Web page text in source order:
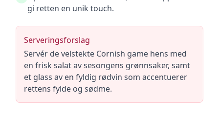
gi retten en unik touch.
Serveringsforslag
Servér de velstekte Cornish game hens med
en frisk salat av sesongens grønnsaker, samt
et glass av en fyldig rødvin som accentuerer
rettens fylde og sødme.